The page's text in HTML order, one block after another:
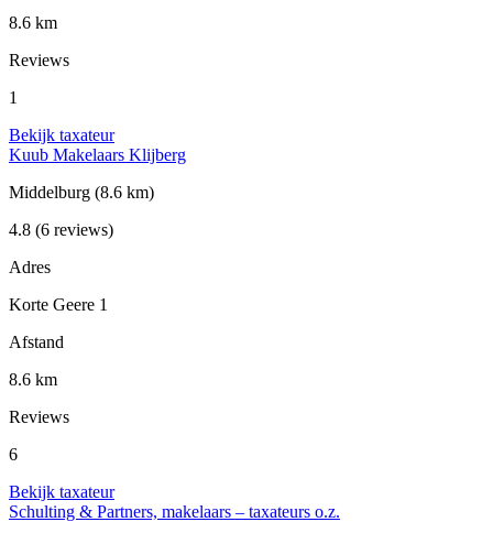
8.6 km
Reviews
1
Bekijk taxateur
Kuub Makelaars Klijberg
Middelburg (8.6 km)
4.8 (6 reviews)
Adres
Korte Geere 1
Afstand
8.6 km
Reviews
6
Bekijk taxateur
Schulting & Partners, makelaars – taxateurs o.z.